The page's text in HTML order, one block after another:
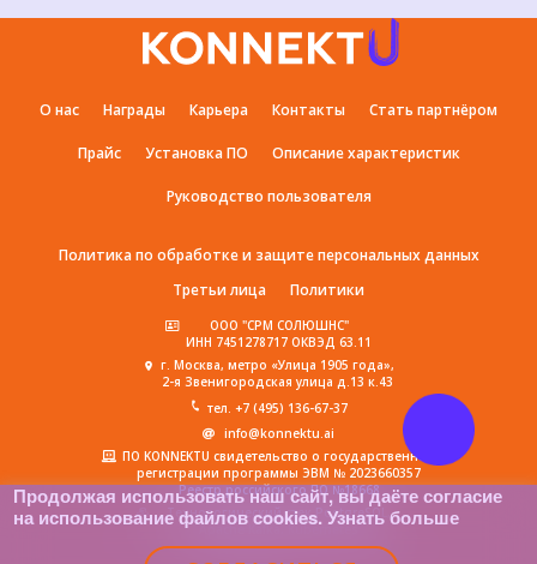
О нас Награды Карьера Контакты Стать партнёром
Прайс Установка ПО Описание характеристик
Руководство пользователя
Политика по обработке и защите персональных данных
Третьи лица
Политики
ООО "СРМ СОЛЮШНС"
ИНН 7451278717 ОКВЭД 63.11
г. Москва, метро «Улица 1905 года»,
2-я Звенигородская улица д.13 к.43
тел. +7 (495) 136-67-37
info@konnektu.ai
ПО KONNEKTU свидетельство о государственной
регистрации программы ЭВМ № 2023660357
Реестр российского ПО №18668
Технологический стек PostgreSQL,
Apache Kafka, Kubernetes
Языки и фреймворки: .NET 8, Angular
Продолжая использовать наш сайт, вы даёте согласие
на использование файлов cookies.Узнать больше